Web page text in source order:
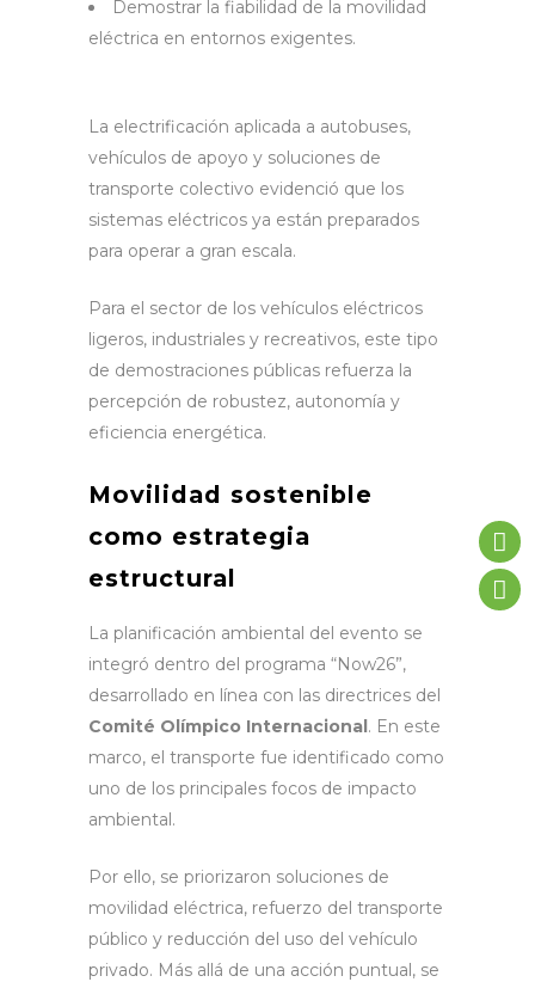
Demostrar la fiabilidad de la movilidad
eléctrica en entornos exigentes.
La electrificación aplicada a autobuses,
vehículos de apoyo y soluciones de
transporte colectivo evidenció que los
sistemas eléctricos ya están preparados
para operar a gran escala.
Para el sector de los vehículos eléctricos
ligeros, industriales y recreativos, este tipo
de demostraciones públicas refuerza la
percepción de robustez, autonomía y
eficiencia energética.
Movilidad sostenible
como estrategia
estructural
La planificación ambiental del evento se
integró dentro del programa “Now26”,
desarrollado en línea con las directrices del
Comité Olímpico Internacional. En este
marco, el transporte fue identificado como
uno de los principales focos de impacto
ambiental.
Por ello, se priorizaron soluciones de
movilidad eléctrica, refuerzo del transporte
público y reducción del uso del vehículo
privado. Más allá de una acción puntual, se